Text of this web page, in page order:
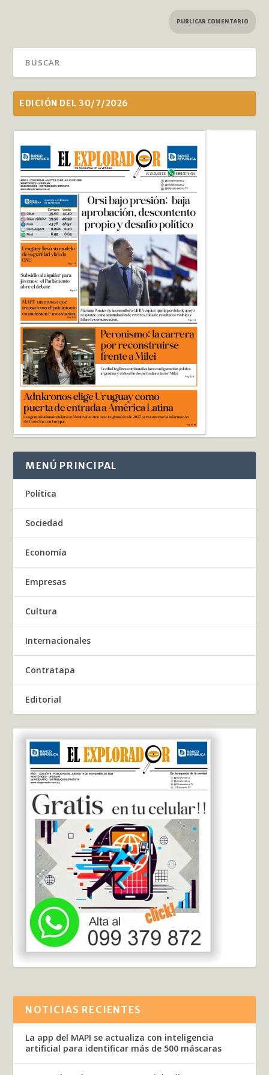
EDICIÓN DEL 30/7/2026
MENÚ PRINCIPAL
Política
Sociedad
Economía
Empresas
Cultura
Internacionales
Contratapa
Editorial
NOTICIAS RECIENTES
La app del MAPI se actualiza con inteligencia
artificial para identificar más de 500 máscaras